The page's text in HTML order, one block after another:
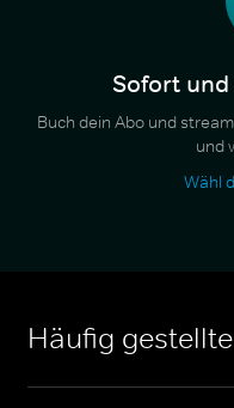
Sofort
Buch dein Abo und
und
Wähl
Häufig